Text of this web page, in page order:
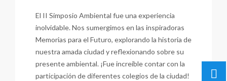
El II Simposio Ambiental fue una experiencia
inolvidable. Nos sumergimos en las inspiradoras
Memorias para el Futuro, explorando la historia de
nuestra amada ciudad y reflexionando sobre su
presente ambiental. ¡Fue increíble contar con la
participación de diferentes colegios de la ciudad!